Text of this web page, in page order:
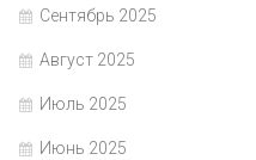
Сентябрь 2025
Август 2025
Июль 2025
Июнь 2025